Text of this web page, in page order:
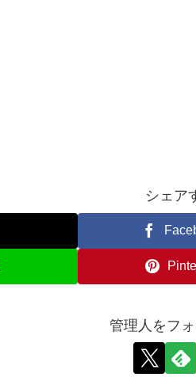
シェア
管理人をフ